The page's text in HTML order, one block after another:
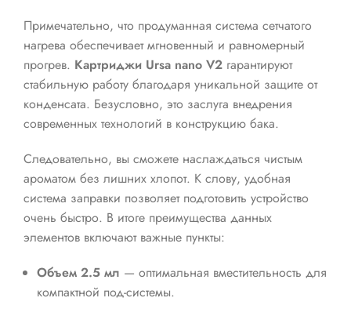
Примечательно, что продуманная система сетчатого
нагрева обеспечивает мгновенный и равномерный
прогрев. Картриджи Ursa nano V2 гарантируют
стабильную работу благодаря уникальной защите от
конденсата. Безусловно, это заслуга внедрения
современных технологий в конструкцию бака.
Следовательно, вы сможете наслаждаться чистым
ароматом без лишних хлопот. К слову, удобная
система заправки позволяет подготовить устройство
очень быстро. В итоге преимущества данных
элементов включают важные пункты:
Объем 2.5 мл — оптимальная вместительность для
компактной под-системы.